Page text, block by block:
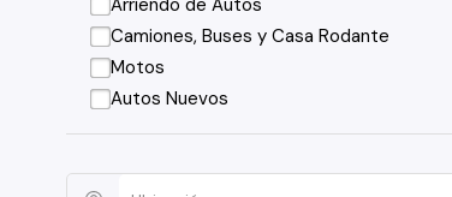
Arriendo de Autos
Camiones, Buses y Casa Rodante
Motos
Autos Nuevos